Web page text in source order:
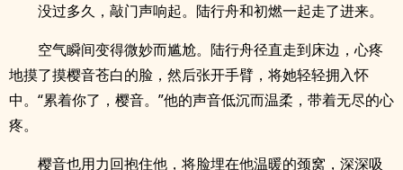
没过多久，敲门声响起。陆行舟和初燃一起走了进来。
空气瞬间变得微妙而尴尬。陆行舟径直走到床边，心疼
地摸了摸樱音苍白的脸，然后张开手臂，将她轻轻拥入怀
中。“累着你了，樱音。”他的声音低沉而温柔，带着无尽的心
疼。
樱音也用力回抱住他，将脸埋在他温暖的颈窝，深深吸